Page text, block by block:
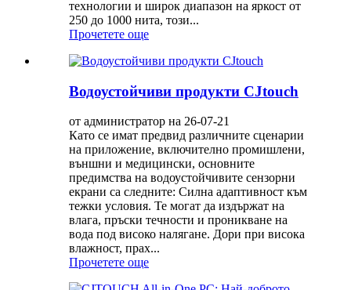
технологии и широк диапазон на яркост от
250 до 1000 нита, този...
Прочетете още
Водоустойчиви продукти CJtouch
от администратор на 26-07-21
Като се имат предвид различните сценарии
на приложение, включително промишлени,
външни и медицински, основните
предимства на водоустойчивите сензорни
екрани са следните: Силна адаптивност към
тежки условия. Те могат да издържат на
влага, пръски течности и проникване на
вода под високо налягане. Дори при висока
влажност, прах...
Прочетете още